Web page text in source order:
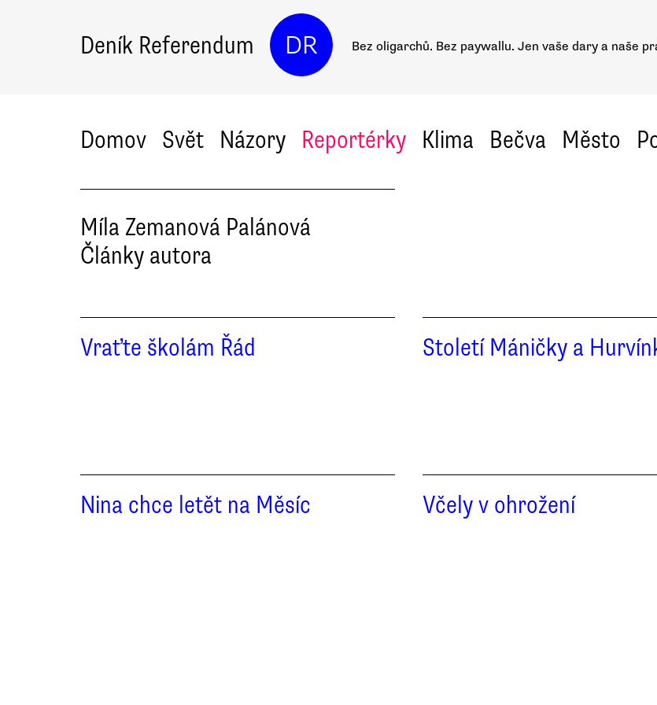
Deník Referendum DR Bez oligarchů. Bez paywallu. Jen vaše dary a naše
Domov Svět Názory Reportérky Klima Bečva Město
Míla Zemanová Palánová
Články autora
Vraťte školám Řád Století Máničky a
Nina chce letět na Měsíc Včely v ohrožení